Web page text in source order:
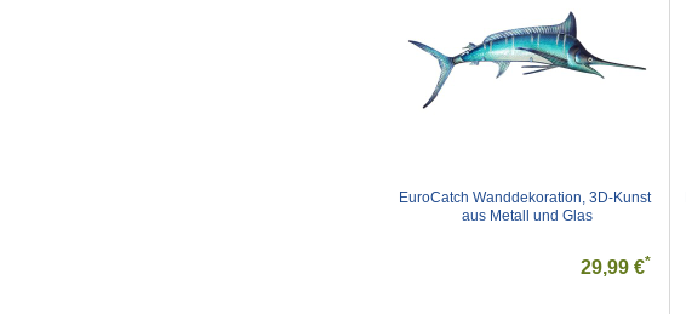
EuroCatch Wanddekoration, 3D-Kunst
aus Metall und Glas
29,99 €*